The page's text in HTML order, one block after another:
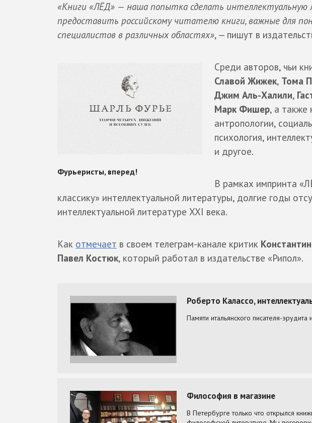
«Книги «ЛЁД» — наша попытка сделать интеллектуальную
предоставить российскому читателю книги, важные для
специалистов в различных областях», — пишут в
Среди авторов, чьи
Славой Жижек, Тома
Джим Аль-Халили,
Марк Фишер, а также
антропологии,
психология,
и другое.
В рамках импринта
классику» интеллектуальной литературы, долгие годы
интеллектуальной литературе XXI века.
Как отмечает в своем телеграм-канале критик
Павел Костюк, который работал в издательстве «Рипол».